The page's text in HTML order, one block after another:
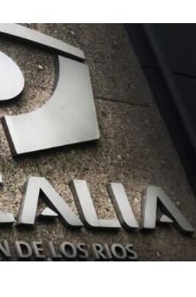
Los Ríos, Rafael
fallo es muy importante
el trabajo de
el fin de asegurar el
de la
marinos”.
trabajando
de la Red Sustenta
hidrobiológicos que se